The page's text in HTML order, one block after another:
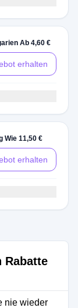
Ab 4,60 €
erhalten
Wie 11,50 €
erhalten
Rabatte
nie wieder